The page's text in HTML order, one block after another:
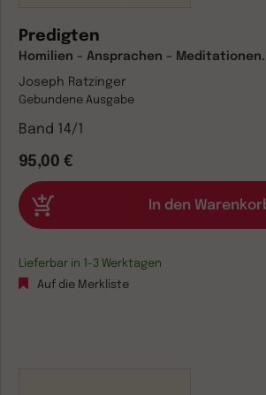
Predigten
Homilien – Ansprachen –
Joseph Ratzinger
Gebundene Ausgabe
Band 14/1
95,00 €
Lieferbar in 1-3 Werktagen
Auf die Merkliste